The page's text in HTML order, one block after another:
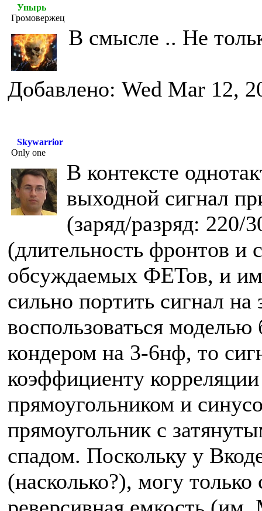
Упырь
Громовержец
В смысле .. Не
Добавлено: Wed Mar 12,
Skywarrior
Only one
В контексте
выходной сигнал
(заряд/разряд: 220/
(длительность фронтов и
обсуждаемых ФЕТов, и
сильно портить сигнал
воспользоваться
кондером на 3-6нф, то
коэффициенту
прямоугольником и
прямоугольник с
спадом. Поскольку у
(насколько?), могу только